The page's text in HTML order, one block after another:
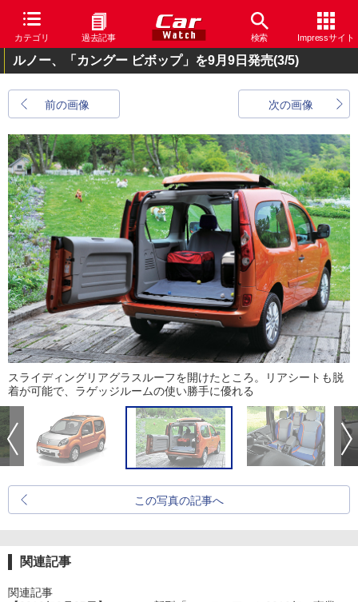
カテゴリ 過去記事 検索 Impressサイト
ルノー、「カングー ビボップ」を9月9日発売(3/5)
前の画像 次の画像
スライディングリアグラスルーフを開けたところ。リアシートも脱
着が可能で、ラゲッジルームの使い勝手に優れる
この写真の記事へ
関連記事
関連記事